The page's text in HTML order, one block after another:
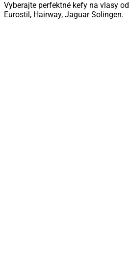
Vyberajte perfektné kefy na vlasy
Eurostil, Hairway, Jaguar Solingen.